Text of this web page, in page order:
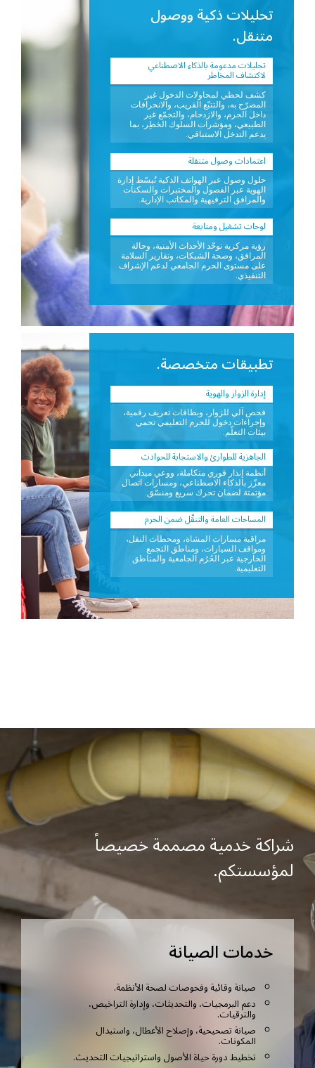
تحليلات ذكية ووصول
متنقل.
تحليلات مدعومة بالذكاء الاصطناعي
لاكتشاف المخاطر
كشف لحظي لمحاولات الدخول غير
المصرّح به، والتتبّع القريب، والانحرافات
داخل الحرم، والازدحام، والتجمّع غير
الطبيعي، ومؤشرات السلوك الخطِر، بما
يدعم التدخل الاستباقي.
اعتمادات وصول متنقلة
حلول وصول عبر الهواتف الذكية تُبسّط إدارة
الهوية عبر الفصول والمختبرات والسكنات
والمرافق الترفيهية والمكاتب الإدارية.
لوحات تشغيل ومتابعة
رؤية مركزية توحّد الأحداث الأمنية، وحالة
المرافق، وصحة الشبكات، وتقارير السلامة
على مستوى الحرم الجامعي لدعم الإشراف
التنفيذي.
تطبيقات متخصصة.
إدارة الزوار والهوية
فحص آلي للزوار، وبطاقات تعريف رقمية،
وإجراءات دخول للحرم التعليمي تحمي
بيئات التعلّم.
الجاهزية للطوارئ والاستجابة للحوادث
أنظمة إنذار فوري متكاملة، ووعي ميداني
معزّز بالذكاء الاصطناعي، ومسارات اتصال
مؤتمتة لضمان تحرك سريع ومنسّق.
المساحات العامة والتنقّل ضمن الحرم
مراقبة مسارات المشاة، ومحطات النقل،
ومواقف السيارات، ومناطق التجمع
الخارجية عبر الحُرُم الجامعية والمناطق
التعليمية.
شراكة خدمية مصممة خصيصاً
لمؤسستكم.
خدمات الصيانة
صيانة وقائية وفحوصات لصحة الأنظمة.
دعم البرمجيات، والتحديثات، وإدارة التراخيص،
والترقيات.
صيانة تصحيحية، وإصلاح الأعطال، واستبدال
المكونات.
تخطيط دورة حياة الأصول واستراتيجيات التحديث.